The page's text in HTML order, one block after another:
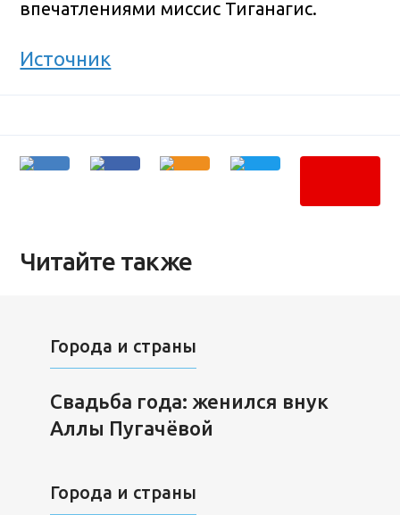
впечатлениями миссис Тиганагис.
Источник
Читайте также
Города и страны
Cвадьба года: женился внук
Аллы Пугачёвой
Города и страны